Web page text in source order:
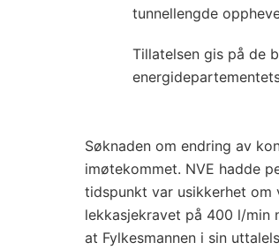
tunnellengde
Tillatelsen gis på de
Søknaden om endring av
imøtekommet. NVE hadde
tidspunkt var usikkerhet om
lekkasjekravet på 400 l/
at Fylkesmannen i sin